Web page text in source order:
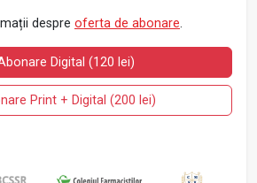
despre oferta de abonare.
Digital (120 lei)
Print + Digital (200 lei)